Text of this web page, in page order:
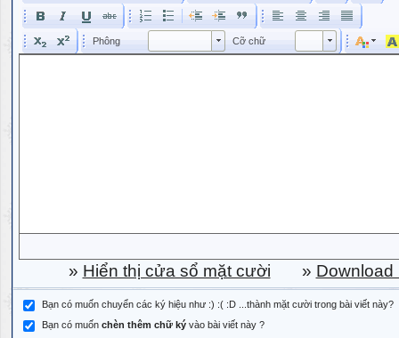
Phông Phông Cỡ chữ Kích cỡ phông
» Hiển thị cửa sổ mặt cười » Download
Bạn có muốn chuyển các ký hiệu như :) :( :D ...thành mặt cười trong bài viết này?
Bạn có muốn chèn thêm chữ ký vào bài viết này ?